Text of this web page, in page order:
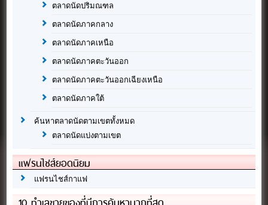
ตลาดนัดปริมณฑล
ตลาดนัดภาคกลาง
ตลาดนัดภาคเหนือ
ตลาดนัดภาคตะวันออก
ตลาดนัดภาคตะวันออกเฉียงเหนือ
ตลาดนัดภาคใต้
ค้นหาตลาดนัดตามเขตทั้งหมด
ตลาดนัดแบ่งตามเขต
แฟรนไชส์ยอดนิยม
แฟรนไชส์กาแฟ